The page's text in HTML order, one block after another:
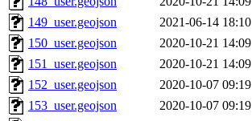
149_user.geojson
2021-06-14 18:10
150_user.geojson
2020-10-21 14:09
151_user.geojson
2020-10-21 14:09
152_user.geojson
2020-10-07 09:19
153_user.geojson
2020-10-07 09:19